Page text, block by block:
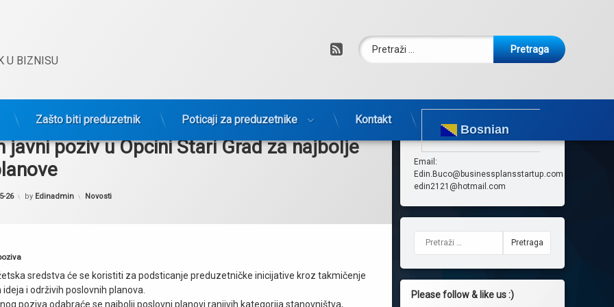
U BIZNISU
RSSPretraga:
Zašto biti preduzetnik Poticaji za preduzetnike Kontakt
Bosnian
javni poziv u Opcini Stari Grad za najbolje
26 by Edinadmin Kategorije:
Novosti
sredstva će se koristiti za podsticanje preduzetničke inicijative kroz takmičenje
i održivih poslovnih planova.
poziva odabraće se najbolji poslovni planovi ranjivih kategorija stanovništva,
Kontakt
Email:
Edin.Buco@businessplansstartup.com
edin2121@hotmail.com
Please follow & like us :)